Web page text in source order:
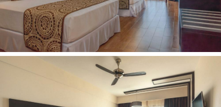
Smėlio
Kontaktai:
Adresas:Galle Rd, Ahungalla 80562, Šri Lanka
Telefonas: +94 915 220 000